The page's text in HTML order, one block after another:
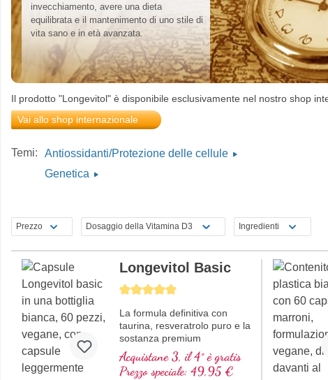
invecchiamento, avere una dieta
equilibrata e il mantenimento di uno stile di
vita sano e in età avanzata.
Il prodotto "Longevitol" è disponibile esclusivamente nel nostro shop
Vai allo shop internazionale
Temi:
Antiossidanti/Protezione delle cellule
Genetica
Prezzo Dosaggio della Vitamina D3 Ingredienti
Average rating of 5 out of 5 stars
Longevitol Basic
La formula definitiva con
taurina, resveratrolo puro e la
sostanza premium
astragaloside IV.
Acquistane 3, il 4° è gratis
Prezzo speciale: 49,95 €